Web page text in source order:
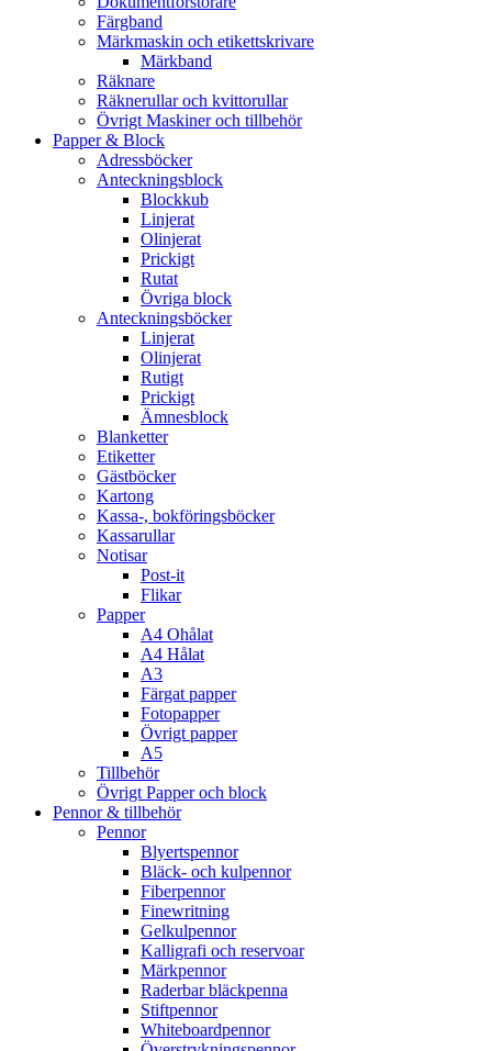
Färgband
Märkmaskin och etikettskrivare
Märkband
Räknare
Räknerullar och kvittorullar
Övrigt Maskiner och tillbehör
Papper & Block
Adressböcker
Anteckningsblock
Blockkub
Linjerat
Olinjerat
Prickigt
Rutat
Övriga block
Anteckningsböcker
Linjerat
Olinjerat
Rutigt
Prickigt
Ämnesblock
Blanketter
Etiketter
Gästböcker
Kartong
Kassa-, bokföringsböcker
Kassarullar
Notisar
Post-it
Flikar
Papper
A4 Ohålat
A4 Hålat
A3
Färgat papper
Fotopapper
Övrigt papper
A5
Tillbehör
Övrigt Papper och block
Pennor & tillbehör
Pennor
Blyertspennor
Bläck- och kulpennor
Fiberpennor
Finewritning
Gelkulpennor
Kalligrafi och reservoar
Märkpennor
Raderbar bläckpenna
Stiftpennor
Whiteboardpennor